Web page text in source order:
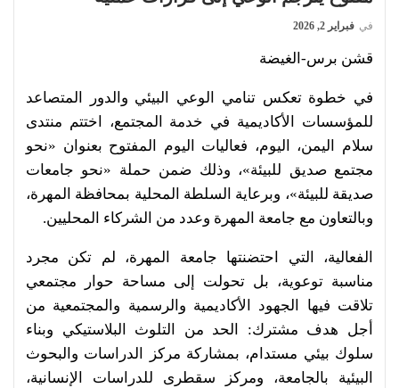
في فبراير 2, 2026
قشن برس-الغيضة
في خطوة تعكس تنامي الوعي البيئي والدور المتصاعد
للمؤسسات الأكاديمية في خدمة المجتمع، اختتم منتدى
سلام اليمن، اليوم، فعاليات اليوم المفتوح بعنوان «نحو
مجتمع صديق للبيئة»، وذلك ضمن حملة «نحو جامعات
صديقة للبيئة»، وبرعاية السلطة المحلية بمحافظة المهرة،
وبالتعاون مع جامعة المهرة وعدد من الشركاء المحليين.
الفعالية، التي احتضنتها جامعة المهرة، لم تكن مجرد
مناسبة توعوية، بل تحولت إلى مساحة حوار مجتمعي
تلاقت فيها الجهود الأكاديمية والرسمية والمجتمعية من
أجل هدف مشترك: الحد من التلوث البلاستيكي وبناء
سلوك بيئي مستدام، بمشاركة مركز الدراسات والبحوث
البيئية بالجامعة، ومركز سقطرى للدراسات الإنسانية،